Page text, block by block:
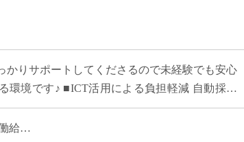
りサポートしてくださるので未経験でも安心
環境です♪ ■ICT活用による負担軽減 自動採点
生方の日々の作業の負担軽 […]
給